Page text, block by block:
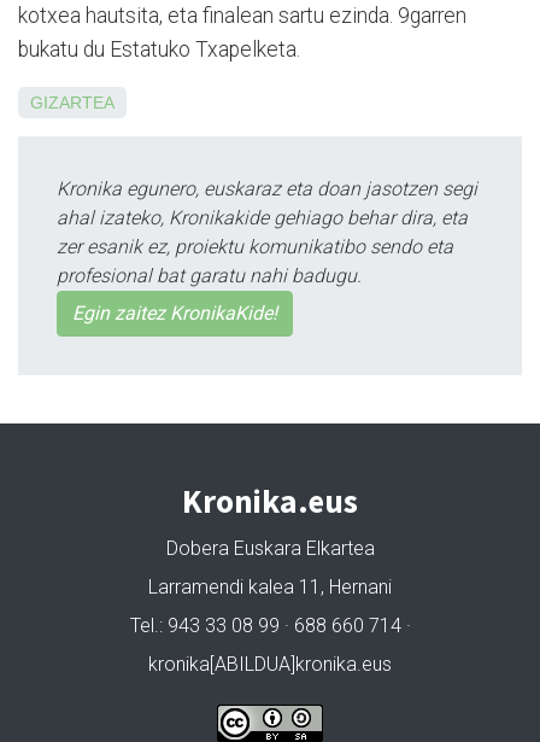
ko­txea hautsita, eta finalean sartu ezinda. 9garren
bukatu du Estatuko Txapelketa.
GIZARTEA
Kronika egunero, euskaraz eta doan jasotzen segi
ahal izateko, Kronikakide gehiago behar dira, eta
zer esanik ez, proiektu komunikatibo sendo eta
profesional bat garatu nahi badugu.
Egin zaitez KronikaKide!
Kronika.eus
Dobera Euskara Elkartea
Larramendi kalea 11, Hernani
Tel.: 943 33 08 99 · 688 660 714 ·
kronika[ABILDUA]kronika.eus